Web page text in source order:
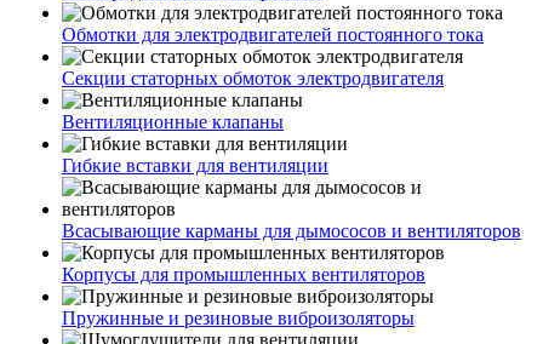
Обмотки для электродвигателей постоянного тока
Секции статорных обмоток электродвигателя
Вентиляционные клапаны
Гибкие вставки для вентиляции
Всасывающие карманы для дымососов и вентиляторов
Корпусы для промышленных вентиляторов
Пружинные и резиновые виброизоляторы